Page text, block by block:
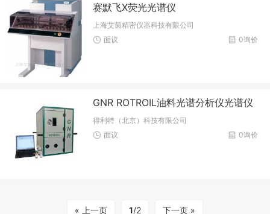
赛默飞X荧光光谱仪
上海艾茵精密仪器科技有限公司
0询价
面议
GNR ROTROIL油料光谱分析仪光谱仪
得利特（北京）科技有限公司
0询价
面议
« 上一页 1/2 下一页 »